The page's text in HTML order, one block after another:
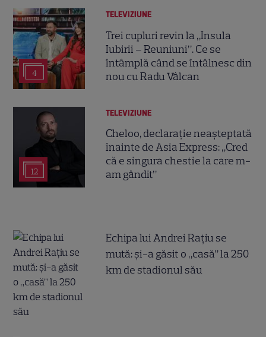
4
TELEVIZIUNE
Trei cupluri revin la „Insula
Iubirii – Reuniuni”. Ce se
întâmplă când se întâlnesc din
nou cu Radu Vâlcan
12
TELEVIZIUNE
Cheloo, declarație neașteptată
înainte de Asia Express: „Cred
că e singura chestie la care m-
am gândit”
Echipa lui Andrei Rațiu se
mută: și-a găsit o „casă” la 250
km de stadionul său